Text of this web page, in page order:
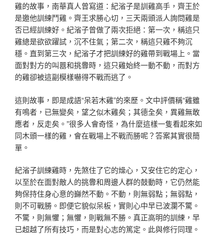
雞的故事，南華真人曾寫道：紀渻子是訓雞高手，齊王於
是邀他訓練鬥雞。齊王求勝心切，三天兩頭派人詢問雞是
否已經訓練好。紀渻子曾做了兩次拒絕：第一次，稱這只
雞總是欲欲躍試，沉不住氣；第二次，稱這只雞不夠沉
穩。直到第三次，紀渻子才把訓練好的雞帶到戰場上。當
面對對方的叫囂和挑釁時，這只雞始終一動不動，而對方
的雞卻被這副模樣嚇得不戰而逃了。
這則故事，即是成語“呆若木雞”的來歷。文中評價稱“雞雖
有鳴者，已無變矣，望之似木雞矣；其德全矣，異雞無敢
應者，反走矣。”很多人會奇怪，為什麼這樣一隻看起來如
同木頭一樣的雞，會在戰場上不戰而勝呢？答案其實很簡
單。
紀渻子訓練雞時，先煞住了它的燥心，又安住它的定心，
以至於在面對敵人的挑釁和周邊人群的鼓動時，它仍然能
夠保持住身心意的巋然不動。不動，則無弱點；無弱點，
則不可戰勝。即便它貌似呆板，實則心中早已波瀾不驚。
不驚，則無懼；無懼，則戰無不勝。真正高明的訓練，早
已超越了所有技巧，而是對心志的篤定。此與修行同理。